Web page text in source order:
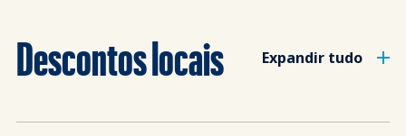
Descontos locais Expandir tudo